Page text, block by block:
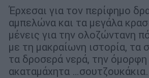
Έρχεσαι για τον περίφημο
αμπελώνα και τα μεγάλα
μένεις για την ολοζώντανη
με τη μακραίωνη ιστορία, τα
τα δροσερά νερά, την
ακαταμάχητα …σουτζουκάκια.